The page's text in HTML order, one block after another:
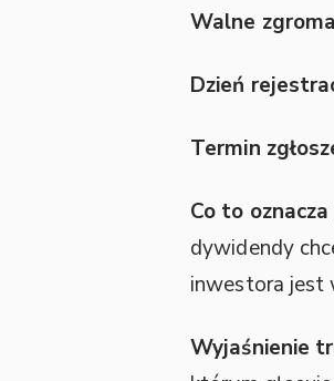
Walne
Dzień
Termin
Co to
dywidendy
inwestora jest
Wyjaśnienie